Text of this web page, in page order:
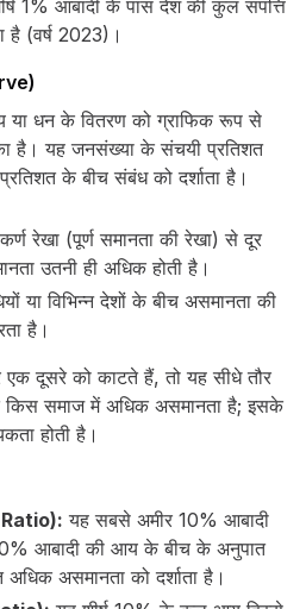
1% आबादी के पास देश की कुल संपत्ति
(वर्ष 2023)।
धन के वितरण को ग्राफिक रूप से
है। यह जनसंख्या के संचयी प्रतिशत
के बीच संबंध को दर्शाता है।
रेखा (पूर्ण समानता की रेखा) से दूर
उतनी ही अधिक होती है।
या विभिन्न देशों के बीच असमानता की
है।
एक दूसरे को काटते हैं, तो यह सीधे तौर
किस समाज में अधिक असमानता है; इसके
होती है।
यह सबसे अमीर 10% आबादी
आबादी की आय के बीच के अनुपात
असमानता को दर्शाता है।